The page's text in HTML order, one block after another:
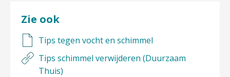
Zie ook
Tips tegen vocht en schimmel
Tips schimmel verwijderen (Duurzaam
Thuis)